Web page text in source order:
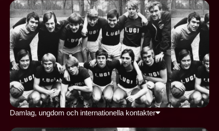
1961-1970
Damlag, ungdom och internationella kontakter